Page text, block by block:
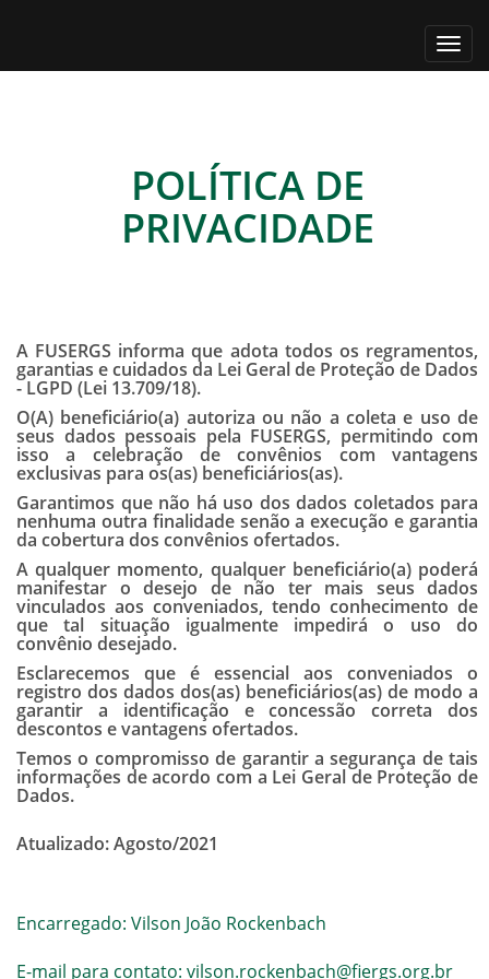
POLÍTICA DE
PRIVACIDADE
A FUSERGS informa que adota todos os regramentos,
garantias e cuidados da Lei Geral de Proteção de Dados
- LGPD (Lei 13.709/18).
O(A) beneficiário(a) autoriza ou não a coleta e uso de
seus dados pessoais pela FUSERGS, permitindo com
isso a celebração de convênios com vantagens
exclusivas para os(as) beneficiários(as).
Garantimos que não há uso dos dados coletados para
nenhuma outra finalidade senão a execução e garantia
da cobertura dos convênios ofertados.
A qualquer momento, qualquer beneficiário(a) poderá
manifestar o desejo de não ter mais seus dados
vinculados aos conveniados, tendo conhecimento de
que tal situação igualmente impedirá o uso do
convênio desejado.
Esclarecemos que é essencial aos conveniados o
registro dos dados dos(as) beneficiários(as) de modo a
garantir a identificação e concessão correta dos
descontos e vantagens ofertados.
Temos o compromisso de garantir a segurança de tais
informações de acordo com a Lei Geral de Proteção de
Dados.
Atualizado: Agosto/2021
Encarregado: Vilson João Rockenbach
E-mail para contato: vilson.rockenbach@fiergs.org.br